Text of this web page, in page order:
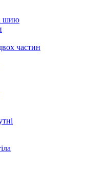
шию
частин